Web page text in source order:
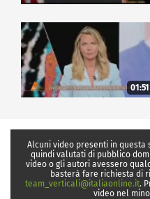
01:51
Alcuni video presenti in questa
quindi valutati di pubblico
video o gli autori avessero
basterà fare richiesta di
team_verticali@italiaonline.it.
video nel